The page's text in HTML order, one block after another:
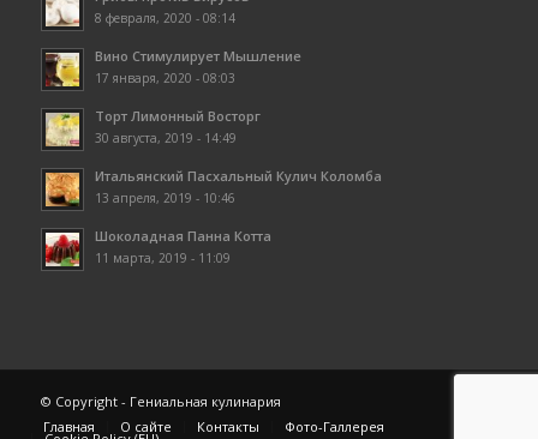
8 февраля, 2020 - 08:14
Вино Стимулирует Мышление
17 января, 2020 - 08:03
Торт Лимонный Восторг
30 августа, 2019 - 14:49
Итальянский Пасхальный Кулич Коломба
13 апреля, 2019 - 10:46
Шоколадная Панна Котта
11 марта, 2019 - 11:09
© Copyright - Гениальная кулинария
Главная
О сайте Контакты Фото-Галлерея